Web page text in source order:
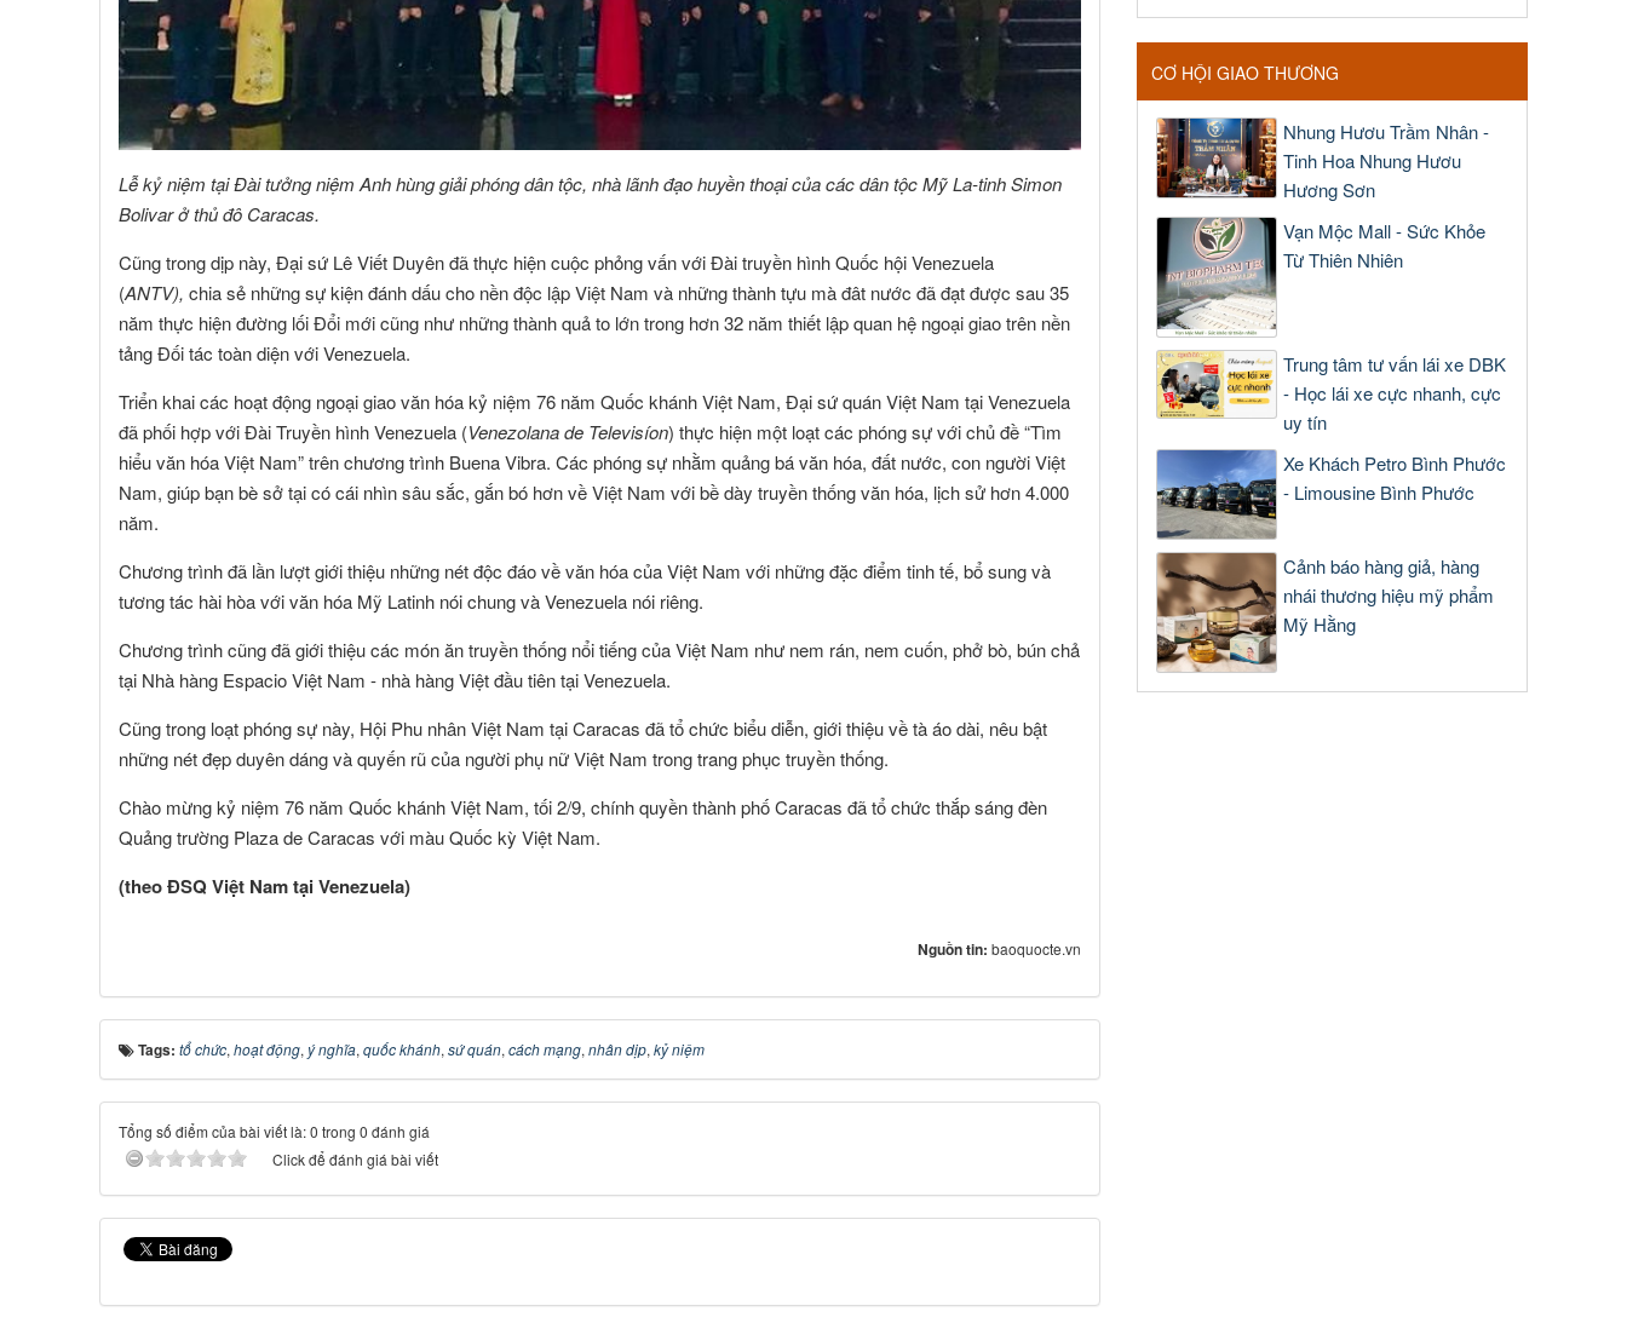
Lễ kỷ niệm tại Đài tưởng niệm Anh hùng giải phóng dân tộc, nhà lãnh đạo huyền thoại của các dân tộc Mỹ La-tinh Simon
Bolivar ở thủ đô Caracas.
Cũng trong dịp này, Đại sứ Lê Viết Duyên đã thực hiện cuộc phỏng vấn với Đài truyền hình Quốc hội Venezuela
(ANTV), chia sẻ những sự kiện đánh dấu cho nền độc lập Việt Nam và những thành tựu mà đât nước đã đạt được sau 35
năm thực hiện đường lối Đổi mới cũng như những thành quả to lớn trong hơn 32 năm thiết lập quan hệ ngoại giao trên nền
tảng Đối tác toàn diện với Venezuela.
Triển khai các hoạt động ngoại giao văn hóa kỷ niệm 76 năm Quốc khánh Việt Nam, Đại sứ quán Việt Nam tại Venezuela
đã phối hợp với Đài Truyền hình Venezuela (Venezolana de Televisíon) thực hiện một loạt các phóng sự với chủ đề “Tìm
hiểu văn hóa Việt Nam” trên chương trình Buena Vibra. Các phóng sự nhằm quảng bá văn hóa, đất nước, con người Việt
Nam, giúp bạn bè sở tại có cái nhìn sâu sắc, gắn bó hơn về Việt Nam với bề dày truyền thống văn hóa, lịch sử hơn 4.000
năm.
Chương trình đã lần lượt giới thiệu những nét độc đáo về văn hóa của Việt Nam với những đặc điểm tinh tế, bổ sung và
tương tác hài hòa với văn hóa Mỹ Latinh nói chung và Venezuela nói riêng.
Chương trình cũng đã giới thiệu các món ăn truyền thống nổi tiếng của Việt Nam như nem rán, nem cuốn, phở bò, bún chả
tại Nhà hàng Espacio Việt Nam - nhà hàng Việt đầu tiên tại Venezuela.
Cũng trong loạt phóng sự này, Hội Phu nhân Việt Nam tại Caracas đã tổ chức biểu diễn, giới thiệu về tà áo dài, nêu bật
những nét đẹp duyên dáng và quyến rũ của người phụ nữ Việt Nam trong trang phục truyền thống.
Chào mừng kỷ niệm 76 năm Quốc khánh Việt Nam, tối 2/9, chính quyền thành phố Caracas đã tổ chức thắp sáng đèn
Quảng trường Plaza de Caracas với màu Quốc kỳ Việt Nam.
(theo ĐSQ Việt Nam tại Venezuela)
Nguồn tin:baoquocte.vn
Tags: tổ chức, hoạt động, ý nghĩa, quốc khánh, sứ quán, cách mạng, nhân dịp, kỷ niệm
Tổng số điểm của bài viết là: 0 trong 0 đánh giá
Click để đánh giá bài viết
CƠ HỘI GIAO THƯƠNG
Nhung Hươu Trầm Nhân -
Tinh Hoa Nhung Hươu
Hương Sơn
Vạn Mộc Mall - Sức Khỏe
Từ Thiên Nhiên
Trung tâm tư vấn lái xe DBK
- Học lái xe cực nhanh, cực
uy tín
Xe Khách Petro Bình Phước
- Limousine Bình Phước
Cảnh báo hàng giả, hàng
nhái thương hiệu mỹ phẩm
Mỹ Hằng